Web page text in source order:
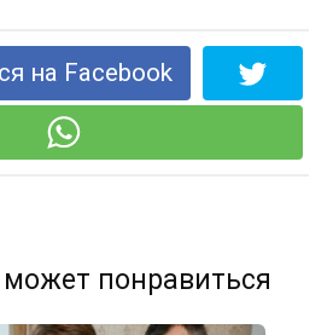
на Facebook
понравиться